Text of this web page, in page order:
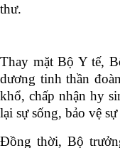
thư.
Thay mặt Bộ Y tế,
dương tinh thần
khổ, chấp nhận hy
lại sự sống, bảo vệ
Đồng thời, Bộ